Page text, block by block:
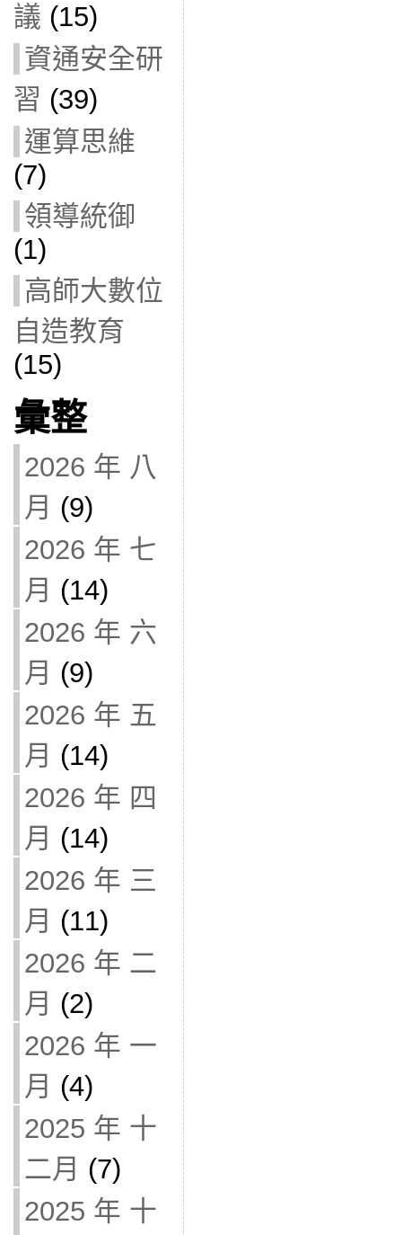
議 (15)
資通安全研
習 (39)
運算思維
(7)
領導統御
(1)
高師大數位
自造教育
(15)
彙整
2026 年 八
月 (9)
2026 年 七
月 (14)
2026 年 六
月 (9)
2026 年 五
月 (14)
2026 年 四
月 (14)
2026 年 三
月 (11)
2026 年 二
月 (2)
2026 年 一
月 (4)
2025 年 十
二月 (7)
2025 年 十